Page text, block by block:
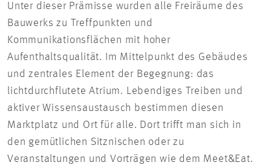
Unter dieser Prämisse wurden alle Freiräume des
Bauwerks zu Treffpunkten und
Kommunikationsflächen mit hoher
Aufenthaltsqualität. Im Mittelpunkt des Gebäudes
und zentrales Element der Begegnung: das
lichtdurchflutete Atrium. Lebendiges Treiben und
aktiver Wissensaustausch bestimmen diesen
Marktplatz und Ort für alle. Dort trifft man sich in
den gemütlichen Sitznischen oder zu
Veranstaltungen und Vorträgen wie dem Meet&Eat.